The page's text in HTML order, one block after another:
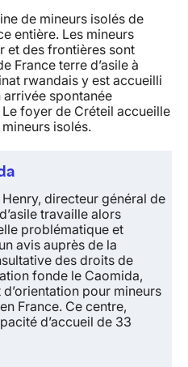
de mineurs isolés de
entière. Les mineurs
et des frontières sont
France terre d’asile à
rwandais y est accueilli
arrivée spontanée
foyer de Créteil accueille
isolés.
directeur général de
travaille alors
problématique et
avis auprès de la
des droits de
fonde le Caomida,
d’orientation pour mineurs
France. Ce centre,
d’accueil de 33